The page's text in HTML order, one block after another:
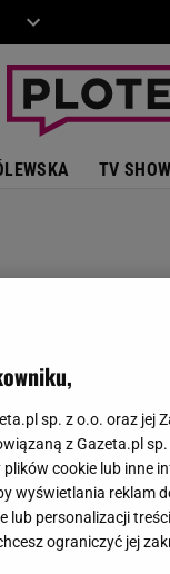
TV
sp. z o.o. oraz jej
z Gazeta.pl
cookie lub inne
wyświetlania reklam
lub personalizacji
ograniczyć jej